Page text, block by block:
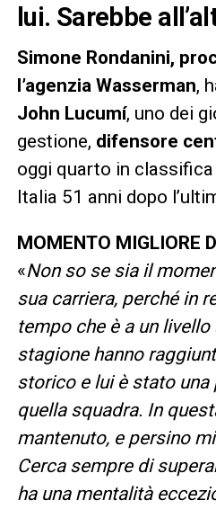
lui. Sarebbe
Simone Rondanini,
l’agenzia Wasserman,
John Lucumí, uno dei
gestione, difensore
oggi quarto in classifica
Italia 51 anni dopo
MOMENTO MIGLIORE
«Non so se sia il
sua carriera, perché in
tempo che è a un
stagione hanno
storico e lui è stato
quella squadra. In
mantenuto, e persino
Cerca sempre di
ha una mentalità